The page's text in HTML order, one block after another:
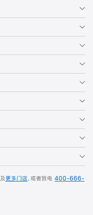
及更多门店，或者致电 400-666-